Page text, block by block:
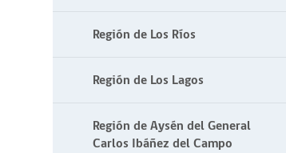
Región de Los Ríos
Región de Los Lagos
Región de Aysén del General
Carlos Ibáñez del Campo